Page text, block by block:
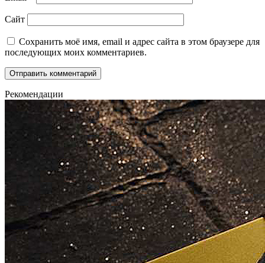
Сайт
Сохранить моё имя, email и адрес сайта в этом браузере для
последующих моих комментариев.
Рекомендации